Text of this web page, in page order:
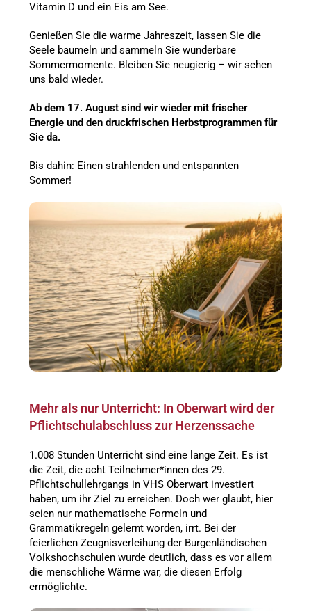
Vitamin D und ein Eis am See.
Genießen Sie die warme Jahreszeit, lassen Sie die
Seele baumeln und sammeln Sie wunderbare
Sommermomente. Bleiben Sie neugierig – wir sehen
uns bald wieder.
Ab dem 17. August sind wir wieder mit frischer
Energie und den druckfrischen Herbstprogrammen für
Sie da.
Bis dahin: Einen strahlenden und entspannten
Sommer!
Mehr als nur Unterricht: In Oberwart wird der
Pflichtschulabschluss zur Herzenssache
1.008 Stunden Unterricht sind eine lange Zeit. Es ist
die Zeit, die acht Teilnehmer*innen des 29.
Pflichtschullehrgangs in VHS Oberwart investiert
haben, um ihr Ziel zu erreichen. Doch wer glaubt, hier
seien nur mathematische Formeln und
Grammatikregeln gelernt worden, irrt. Bei der
feierlichen Zeugnisverleihung der Burgenländischen
Volkshochschulen wurde deutlich, dass es vor allem
die menschliche Wärme war, die diesen Erfolg
ermöglichte.